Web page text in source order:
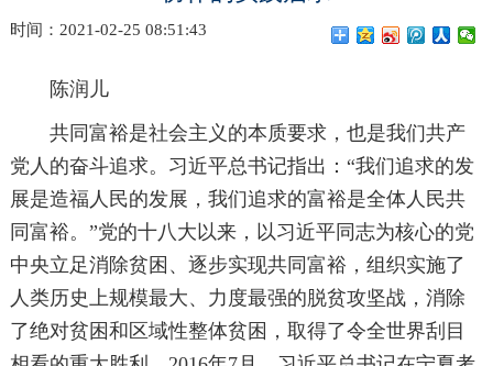
时间：2021-02-25 08:51:43
陈润儿
共同富裕是社会主义的本质要求，也是我们共产
党人的奋斗追求。习近平总书记指出：“我们追求的发
展是造福人民的发展，我们追求的富裕是全体人民共
同富裕。”党的十八大以来，以习近平同志为核心的党
中央立足消除贫困、逐步实现共同富裕，组织实施了
人类历史上规模最大、力度最强的脱贫攻坚战，消除
了绝对贫困和区域性整体贫困，取得了令全世界刮目